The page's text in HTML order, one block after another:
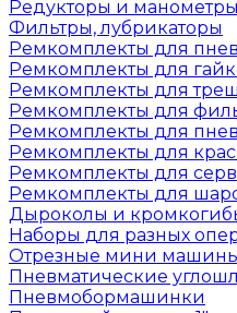
Редукторы и манометры
Фильтры, лубрикаторы
Ремкомплекты для
Ремкомплекты для
Ремкомплекты для
Ремкомплекты для
Ремкомплекты для
Ремкомплекты для
Ремкомплекты для
Ремкомплекты для
Дыроколы и
Наборы для разных
Отрезные мини
Пневматические
Пневмобормашинки